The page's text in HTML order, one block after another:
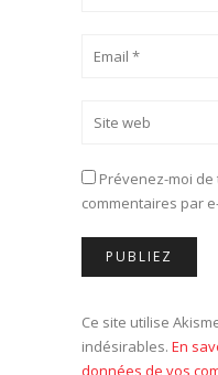
Prévenez-moi
commentaires par
Ce site utilise
indésirables. En
données de vos